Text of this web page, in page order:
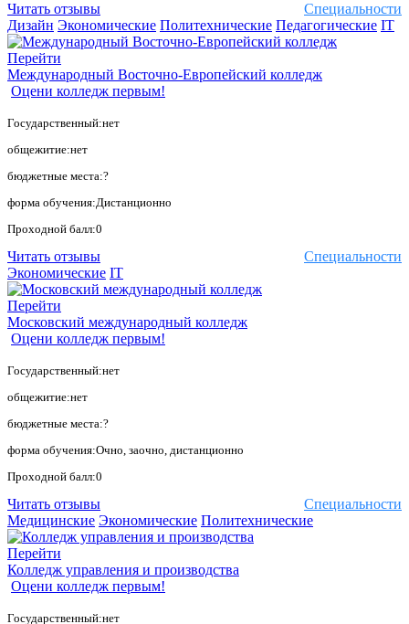
Специальности
Читать отзывы
Дизайн Экономические Политехнические Педагогические IT
Перейти
Международный Восточно-Европейский колледж
Оцени колледж первым!
Государственный:нет
общежитие:нет
бюджетные места:?
форма обучения:Дистанционно
Проходной балл:0
Специальности
Читать отзывы
Экономические IT
Перейти
Московский международный колледж
Оцени колледж первым!
Государственный:нет
общежитие:нет
бюджетные места:?
форма обучения:Очно, заочно, дистанционно
Проходной балл:0
Специальности
Читать отзывы
Медицинские Экономические Политехнические
Перейти
Колледж управления и производства
Оцени колледж первым!
Государственный:нет